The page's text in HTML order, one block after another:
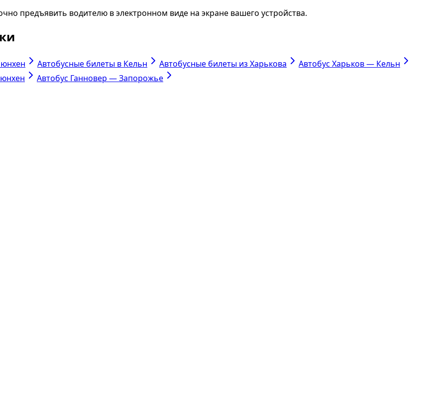
предъявить водителю в электронном виде на экране вашего устройства.
Автобусные билеты в Кельн Автобусные билеты из Харькова
Автобус Харьков — Кельн
Автобус Ганновер — Запорожье